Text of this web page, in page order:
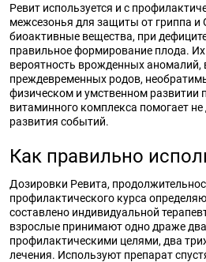
Ревит используется и с
межсезонья для защиты от гриппа
биоактивные вещества, при
правильное формирование плода.
вероятность врожденных
преждевременных родов,
физическом и умственном развитии
витаминного комплекса помогает не
развития событий.
Как правильно
Дозировки Ревита,
профилактического курса
составлено индивидуальной
взрослые принимают одно драже
профилактическими целями, два
лечения. Используют препарат